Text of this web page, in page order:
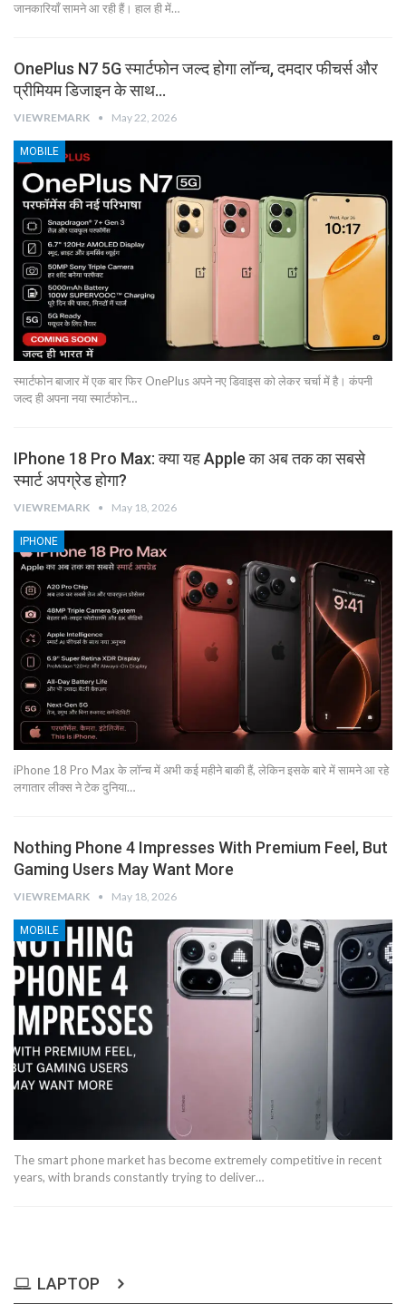
जानकारियाँ सामने आ रही हैं। हाल ही में…
OnePlus N7 5G स्मार्टफोन जल्द होगा लॉन्च, दमदार फीचर्स और
प्रीमियम डिजाइन के साथ…
VIEWREMARK May 22, 2026
MOBILE
स्मार्टफोन बाजार में एक बार फिर OnePlus अपने नए डिवाइस को लेकर चर्चा में है। कंपनी
जल्द ही अपना नया स्मार्टफोन…
IPhone 18 Pro Max: क्या यह Apple का अब तक का सबसे
स्मार्ट अपग्रेड होगा?
VIEWREMARK May 18, 2026
IPHONE
iPhone 18 Pro Max के लॉन्च में अभी कई महीने बाकी हैं, लेकिन इसके बारे में सामने आ रहे
लगातार लीक्स ने टेक दुनिया…
Nothing Phone 4 Impresses With Premium Feel, But
Gaming Users May Want More
VIEWREMARK May 18, 2026
MOBILE
The smart phone market has become extremely competitive in recent
years, with brands constantly trying to deliver…
LAPTOP